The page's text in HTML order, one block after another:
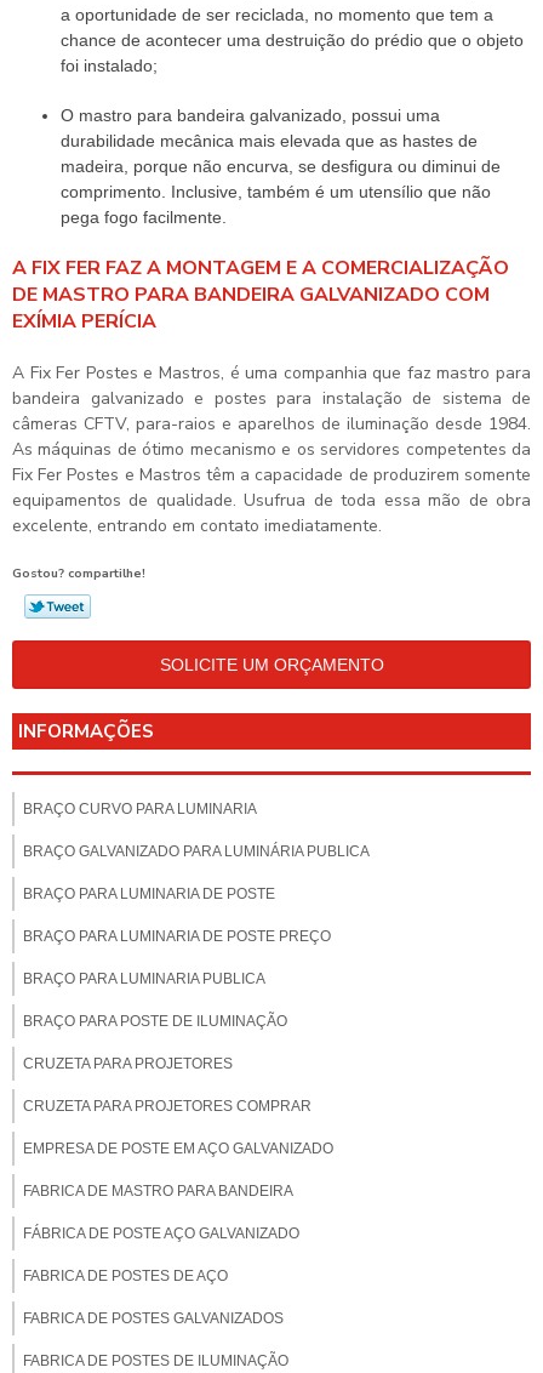
a oportunidade de ser reciclada, no momento que tem a
chance de acontecer uma destruição do prédio que o objeto
foi instalado;
O mastro para bandeira galvanizado, possui uma
durabilidade mecânica mais elevada que as hastes de
madeira, porque não encurva, se desfigura ou diminui de
comprimento. Inclusive, também é um utensílio que não
pega fogo facilmente.
A FIX FER FAZ A MONTAGEM E A COMERCIALIZAÇÃO
DE MASTRO PARA BANDEIRA GALVANIZADO COM
EXÍMIA PERÍCIA
A Fix Fer Postes e Mastros, é uma companhia que fazmastro para
bandeira galvanizado e postes para instalação de sistema de
câmeras CFTV, para-raios e aparelhos de iluminação desde 1984.
As máquinas de ótimo mecanismo e os servidores competentes da
Fix Fer Postes e Mastros têm a capacidade de produzirem somente
equipamentos de qualidade. Usufrua de toda essa mão de obra
excelente, entrando em contato imediatamente.
Gostou? compartilhe!
SOLICITE UM ORÇAMENTO
INFORMAÇÕES
BRAÇO CURVO PARA LUMINARIA
BRAÇO GALVANIZADO PARA LUMINÁRIA PUBLICA
BRAÇO PARA LUMINARIA DE POSTE
BRAÇO PARA LUMINARIA DE POSTE PREÇO
BRAÇO PARA LUMINARIA PUBLICA
BRAÇO PARA POSTE DE ILUMINAÇÃO
CRUZETA PARA PROJETORES
CRUZETA PARA PROJETORES COMPRAR
EMPRESA DE POSTE EM AÇO GALVANIZADO
FABRICA DE MASTRO PARA BANDEIRA
FÁBRICA DE POSTE AÇO GALVANIZADO
FABRICA DE POSTES DE AÇO
FABRICA DE POSTES GALVANIZADOS
FABRICA DE POSTES DE ILUMINAÇÃO